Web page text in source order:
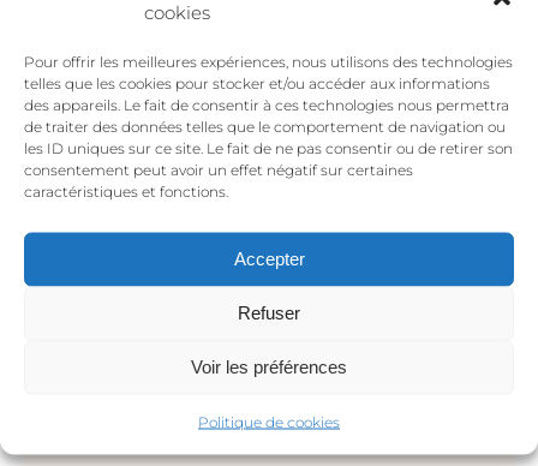
cookies
Pour offrir les meilleures expériences, nous utilisons des technologies
telles que les cookies pour stocker et/ou accéder aux informations
des appareils. Le fait de consentir à ces technologies nous permettra
de traiter des données telles que le comportement de navigation ou
les ID uniques sur ce site. Le fait de ne pas consentir ou de retirer son
consentement peut avoir un effet négatif sur certaines
caractéristiques et fonctions.
Accepter
Refuser
Voir les préférences
Politique de cookies
Comme pour beaucoup de bijoux La Jungle, je
souhaitais vous expliquer ma démarche créative et
l’intention derrière ce bijou mais bien sûr ne
prenez que ce qui vous parle et si c’est
uniquement le design du bijou, c’est également
parfait comme cela.
Il n’y a pas encore d’avis.